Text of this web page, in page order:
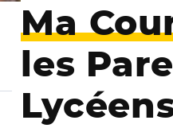
Ma
les